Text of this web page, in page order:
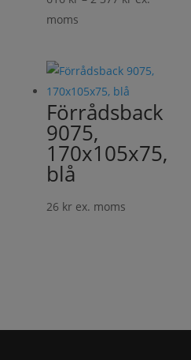
377 kr
moms
Förrådsback
9075,
170x105x75,
blå
26 kr ex. moms